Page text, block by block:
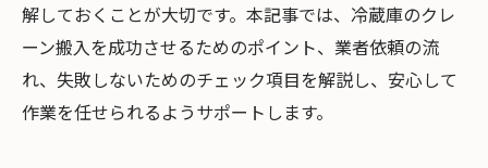
解しておくことが大切です。本記事では、冷蔵庫のクレ
ーン搬入を成功させるためのポイント、業者依頼の流
れ、失敗しないためのチェック項目を解説し、安心して
作業を任せられるようサポートします。